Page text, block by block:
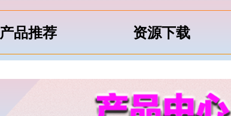
产品推荐 资源下载